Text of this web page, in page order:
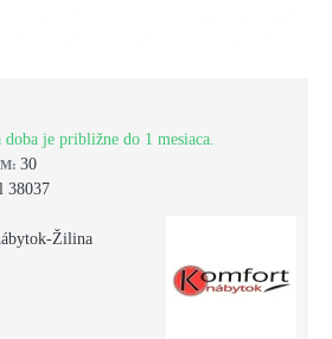
doba je približne do 1 mesiaca.
30
38037
Žilina